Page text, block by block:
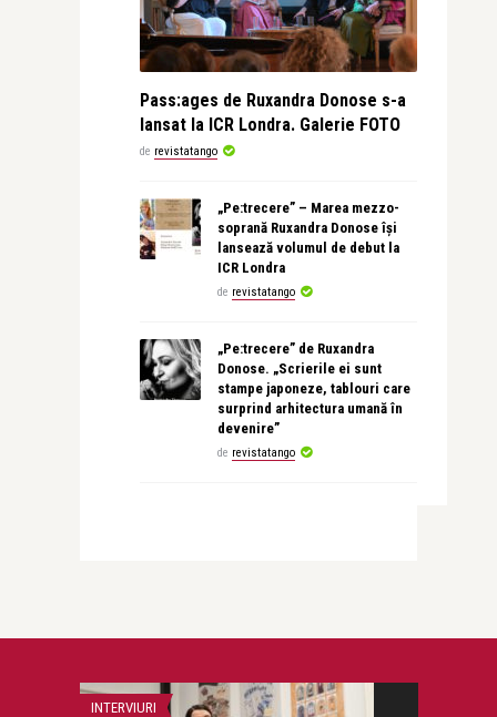
Pass:ages de Ruxandra Donose s-a
lansat la ICR Londra. Galerie FOTO
de revistatango
„Pe:trecere” – Marea mezzo-
soprană Ruxandra Donose își
lansează volumul de debut la
ICR Londra
de revistatango
„Pe:trecere” de Ruxandra
Donose. „Scrierile ei sunt
stampe japoneze, tablouri care
surprind arhitectura umană în
devenire”
de revistatango
INTERVIURI